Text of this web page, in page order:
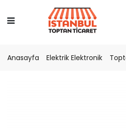
Anasayfa Elektrik Elektronik